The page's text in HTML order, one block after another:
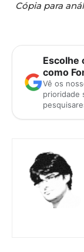
Cópia para
Escolhe
como
Vê os
prioridade